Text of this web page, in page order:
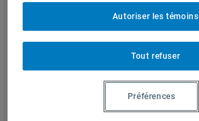
Auteurs-trices
Ilàn
Bizberg,
Tout refuser
Autoriser les témoins
Préférences